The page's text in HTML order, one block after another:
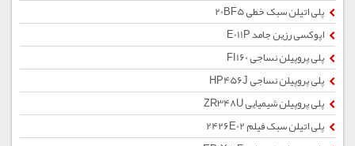
پلی اتیلن سبک خطی 20BF5
اپوکسی رزین جامد E011P
پلی پروپیلن نساجی FI160
پلی پروپیلن نساجی HP456J
پلی پروپیلن شیمیایی ZR348U
پلی اتیلن سبک فیلم 2426E02